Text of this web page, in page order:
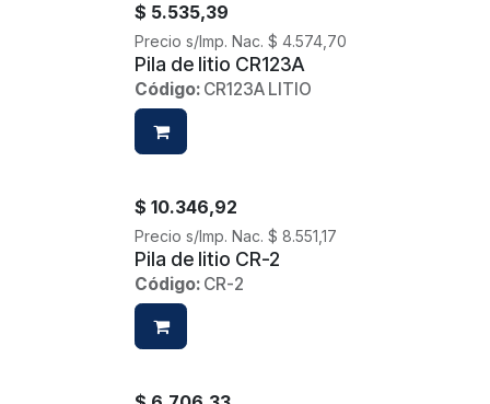
Pila de litio CR123A
Código: CR123A LITIO
$ 5.535,39
Precio s/Imp. Nac. $ 4.574,70
Pila de litio CR-2
Código: CR-2
$ 10.346,92
Precio s/Imp. Nac. $ 8.551,17